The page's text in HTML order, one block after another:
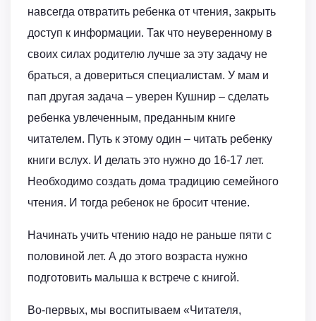
навсегда отвратить ребенка от чтения, закрыть
доступ к информации. Так что неуверенному в
своих силах родителю лучше за эту задачу не
браться, а довериться специалистам. У мам и
пап другая задача – уверен Кушнир – сделать
ребенка увлеченным, преданным книге
читателем. Путь к этому один – читать ребенку
книги вслух. И делать это нужно до 16-17 лет.
Необходимо создать дома традицию семейного
чтения. И тогда ребенок не бросит чтение.
Начинать учить чтению надо не раньше пяти с
половиной лет. А до этого возраста нужно
подготовить малыша к встрече с книгой.
Во-первых, мы воспитываем «Читателя,